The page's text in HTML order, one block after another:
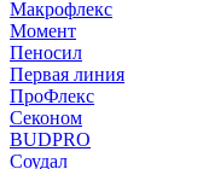
Макрофлекс
Момент
Пеносил
Первая линия
ПроФлекс
Секоном
BUDPRO
Соудал